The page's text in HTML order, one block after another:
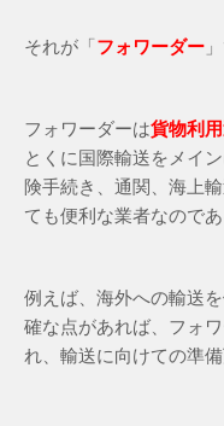
それが「フォワーダー
フォワーダーは貨物利
とくに国際輸送をメイ
険手続き、通関、海上
ても便利な業者なのであ
例えば、海外への輸送
確な点があれば、フォ
れ、輸送に向けての準